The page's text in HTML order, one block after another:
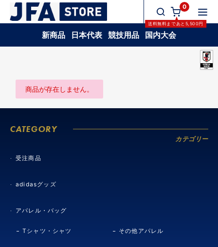
0
送料無料まであと 5,500円
新商品 日本代表 競技用品 国内大会
商品が存在しません。
CATEGORY
カテゴリー
受注商品
adidasグッズ
アパレル・バッグ
Tシャツ・シャツ その他アパレル